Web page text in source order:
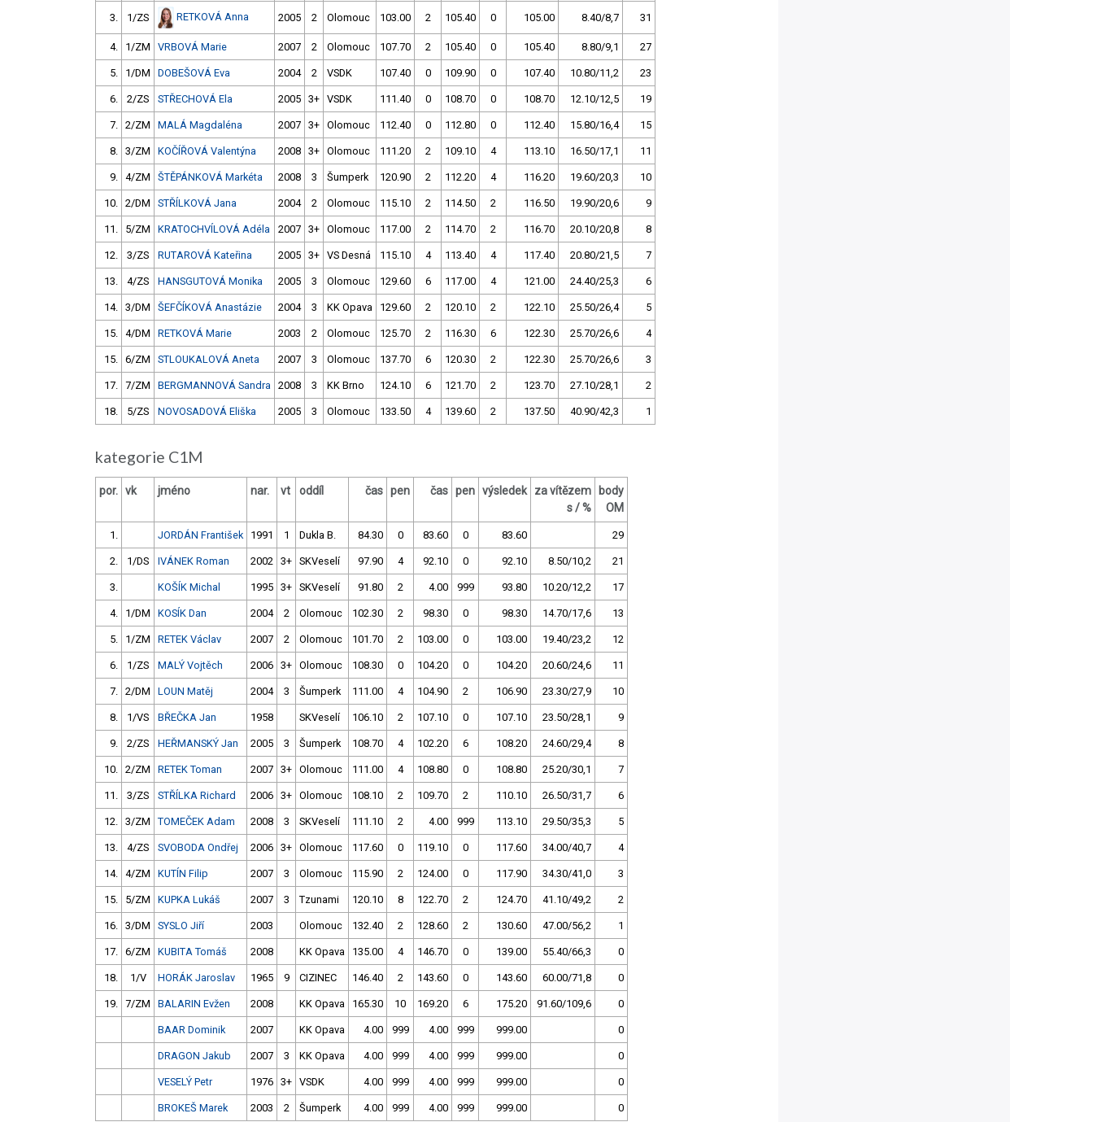
3. 1/ZS RETKOVÁ Anna 2005 2 Olomouc 103.00 2 105.40 0 105.00 8.40/8,7 31
4. 1/ZM VRBOVÁ Marie 2007 2 Olomouc 107.70 2 105.40 0 105.40 8.80/9,1 27
5. 1/DM DOBEŠOVÁ Eva 2004 2 VSDK 107.40 0 109.90 0 107.40 10.80/11,2 23
6. 2/ZS STŘECHOVÁ Ela 2005 3+ VSDK 111.40 0 108.70 0 108.70 12.10/12,5 19
7. 2/ZM MALÁ Magdaléna 2007 3+ Olomouc 112.40 0 112.80 0 112.40 15.80/16,4 15
8. 3/ZM KOČÍŘOVÁ Valentýna 2008 3+ Olomouc 111.20 2 109.10 4 113.10 16.50/17,1 11
9. 4/ZM ŠTĚPÁNKOVÁ Markéta 2008 3 Šumperk 120.90 2 112.20 4 116.20 19.60/20,3 10
10. 2/DM STŘÍLKOVÁ Jana 2004 2 Olomouc 115.10 2 114.50 2 116.50 19.90/20,6 9
11. 5/ZM KRATOCHVÍLOVÁ Adéla 2007 3+ Olomouc 117.00 2 114.70 2 116.70 20.10/20,8 8
12. 3/ZS RUTAROVÁ Kateřina 2005 3+ VS Desná 115.10 4 113.40 4 117.40 20.80/21,5 7
13. 4/ZS HANSGUTOVÁ Monika 2005 3 Olomouc 129.60 6 117.00 4 121.00 24.40/25,3 6
14. 3/DM ŠEFČÍKOVÁ Anastázie 2004 3 KK Opava 129.60 2 120.10 2 122.10 25.50/26,4 5
15. 4/DM RETKOVÁ Marie 2003 2 Olomouc 125.70 2 116.30 6 122.30 25.70/26,6 4
15. 6/ZM STLOUKALOVÁ Aneta 2007 3 Olomouc 137.70 6 120.30 2 122.30 25.70/26,6 3
17. 7/ZM BERGMANNOVÁ Sandra 2008 3 KK Brno 124.10 6 121.70 2 123.70 27.10/28,1 2
18. 5/ZS NOVOSADOVÁ Eliška 2005 3 Olomouc 133.50 4 139.60 2 137.50 40.90/42,3 1
kategorie C1M
por. vk jméno nar. vt oddíl čas pen čas pen výsledek
za vítězem
s / %
body
OM
1. JORDÁN František 1991 1 Dukla B. 84.30 0 83.60 0 83.60 29
2. 1/DS IVÁNEK Roman 2002 3+ SKVeselí 97.90 4 92.10 0 92.10 8.50/10,2 21
3. KOŠÍK Michal 1995 3+ SKVeselí 91.80 2 4.00 999 93.80 10.20/12,2 17
4. 1/DM KOSÍK Dan 2004 2 Olomouc 102.30 2 98.30 0 98.30 14.70/17,6 13
5. 1/ZM RETEK Václav 2007 2 Olomouc 101.70 2 103.00 0 103.00 19.40/23,2 12
6. 1/ZS MALÝ Vojtěch 2006 3+ Olomouc 108.30 0 104.20 0 104.20 20.60/24,6 11
7. 2/DM LOUN Matěj 2004 3 Šumperk 111.00 4 104.90 2 106.90 23.30/27,9 10
8. 1/VS BŘEČKA Jan 1958 SKVeselí 106.10 2 107.10 0 107.10 23.50/28,1 9
9. 2/ZS HEŘMANSKÝ Jan 2005 3 Šumperk 108.70 4 102.20 6 108.20 24.60/29,4 8
10. 2/ZM RETEK Toman 2007 3+ Olomouc 111.00 4 108.80 0 108.80 25.20/30,1 7
11. 3/ZS STŘÍLKA Richard 2006 3+ Olomouc 108.10 2 109.70 2 110.10 26.50/31,7 6
12. 3/ZM TOMEČEK Adam 2008 3 SKVeselí 111.10 2 4.00 999 113.10 29.50/35,3 5
13. 4/ZS SVOBODA Ondřej 2006 3+ Olomouc 117.60 0 119.10 0 117.60 34.00/40,7 4
14. 4/ZM KUTÍN Filip 2007 3 Olomouc 115.90 2 124.00 0 117.90 34.30/41,0 3
15. 5/ZM KUPKA Lukáš 2007 3 Tzunami 120.10 8 122.70 2 124.70 41.10/49,2 2
16. 3/DM SYSLO Jiří 2003 Olomouc 132.40 2 128.60 2 130.60 47.00/56,2 1
17. 6/ZM KUBITA Tomáš 2008 KK Opava 135.00 4 146.70 0 139.00 55.40/66,3 0
18. 1/V HORÁK Jaroslav 1965 9 CIZINEC 146.40 2 143.60 0 143.60 60.00/71,8 0
19. 7/ZM BALARIN Evžen 2008 KK Opava 165.30 10 169.20 6 175.20 91.60/109,6 0
BAAR Dominik 2007 KK Opava 4.00 999 4.00 999 999.00 0
DRAGON Jakub 2007 3 KK Opava 4.00 999 4.00 999 999.00 0
VESELÝ Petr 1976 3+ VSDK 4.00 999 4.00 999 999.00 0
BROKEŠ Marek 2003 2 Šumperk 4.00 999 4.00 999 999.00 0